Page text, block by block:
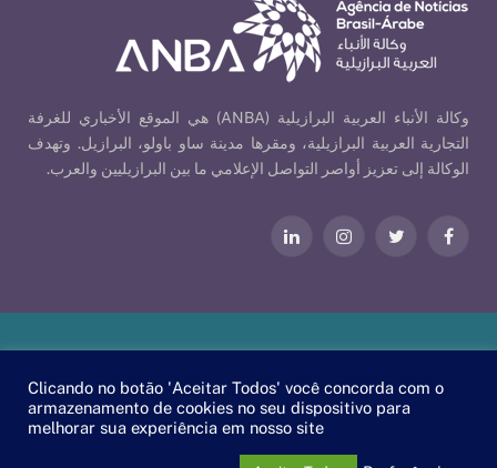
وكالة الأنباء العربية البرازيلية (ANBA) هي الموقع الأخباري للغرفة
التجارية العربية البرازيلية، ومقرها مدينة ساو باولو، البرازيل. وتهدف
الوكالة إلى تعزيز أواصر التواصل الإعلامي ما بين البرازيليين والعرب.
فيسبوكتويتر الانستغراملينكدإن
EscaEsco
.
Clicando no botão 'Aceitar Todos' você concorda com o
armazenamento de cookies no seu dispositivo para
melhorar sua experiência em nosso site